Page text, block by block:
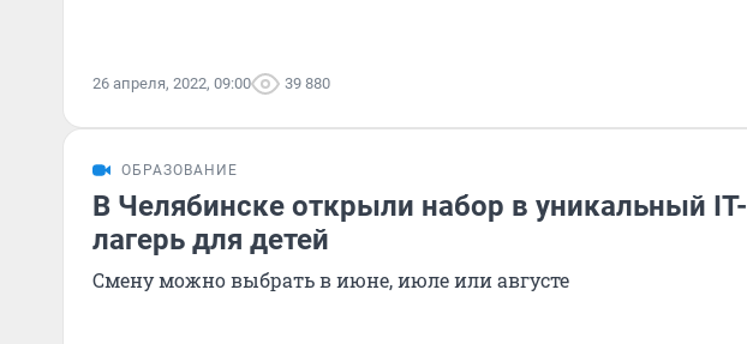
26 апреля, 2022, 09:00 39 880
ОБРАЗОВАНИЕ
В Челябинске открыли набор в уникальный IT-
лагерь для детей
Смену можно выбрать в июне, июле или августе